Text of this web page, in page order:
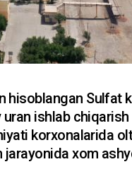
hisoblangan Sulfat
ishlab
korxonalarida
jarayonida xom